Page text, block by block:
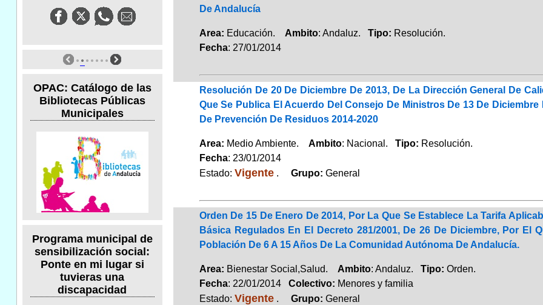
OPAC: Catálogo de las
Bibliotecas Públicas
Municipales
Programa municipal de
sensibilización social:
Ponte en mi lugar si
tuvieras una
discapacidad
De Andalucía
Area: Educación. Ambito: Andaluz. Tipo: Resolución.
Fecha: 27/01/2014
Resolución De 20 De Diciembre De 2013, De La Dirección General De
Que Se Publica El Acuerdo Del Consejo De Ministros De 13 De
De Prevención De Residuos 2014-2020
Area: Medio Ambiente. Ambito: Nacional. Tipo: Resolución.
Fecha: 23/01/2014
Estado: Vigente. Grupo: General
Orden De 15 De Enero De 2014, Por La Que Se Establece La Tarifa
Básica Regulados En El Decreto 281/2001, De 26 De Diciembre, Por El
Población De 6 A 15 Años De La Comunidad Autónoma De Andalucía.
Area: Bienestar Social,Salud. Ambito: Andaluz. Tipo: Orden.
Fecha: 22/01/2014Colectivo: Menores y familia
Estado: Vigente. Grupo: General